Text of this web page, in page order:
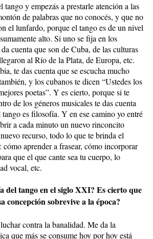
tango y empezás a prestarle atención a las
de palabras que no conocés, y que no
el lunfardo, porque el tango es de un nivel
alto. Si uno se fija en los
cuenta que son de Cuba, de las culturas
al Río de la Plata, de Europa, etc.
te das cuenta que se escucha mucho
y los cubanos te dicen “Ustedes los
poetas”. Y es cierto, porque si te
de los géneros musicales te das cuenta
es filosofía. Y en ese camino yo entré
a cada minuto un nuevo rinconcito
recurso, todo lo que te brinda el
aprender a frasear, cómo incorporar
que el que cante sea tu cuerpo, lo
vocal, etc.
del tango en el siglo XXI? Es cierto que
concepción sobrevive a la época?
contra la banalidad. Me da la
que más se consume hoy por hoy está